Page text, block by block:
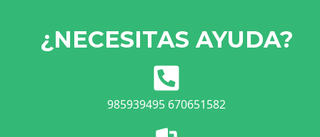
¿NECESITAS AYUDA?
985939495 670651582